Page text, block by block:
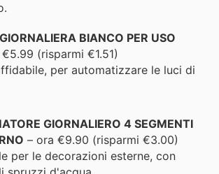
BIANCO PER USO
(risparmi €1.51)
per automatizzare le luci di
GIORNALIERO 4 SEGMENTI
– ora €9.90 (risparmi €3.00)
per le decorazioni esterne, con